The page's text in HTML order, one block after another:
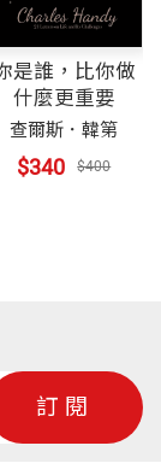
是誰，比你做
什麼更重要
查爾斯．韓第
$340 $400
訂閱